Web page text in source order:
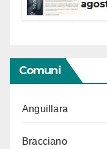
Comuni
Anguillara
Bracciano